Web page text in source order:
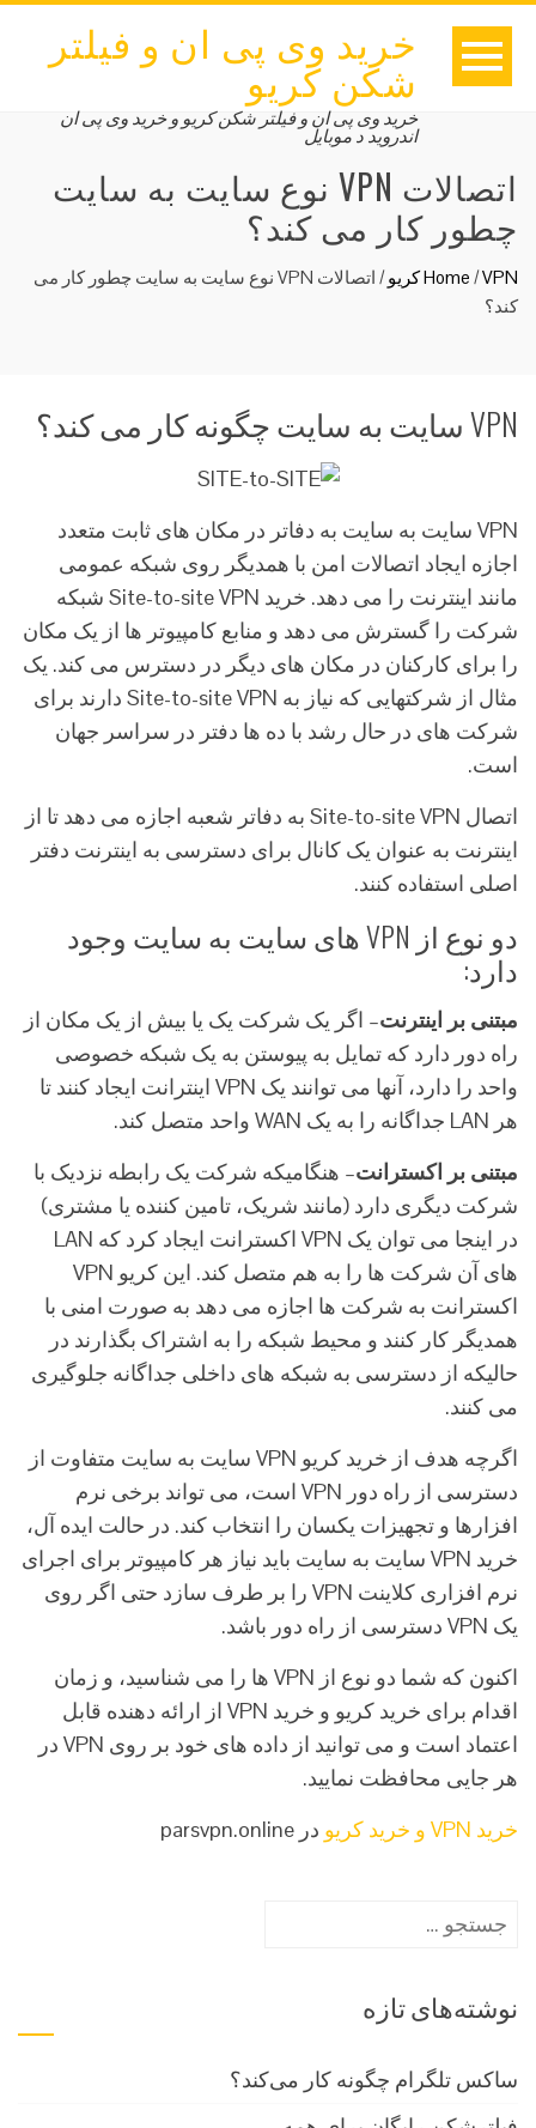
خرید وی پی ان و فیلتر
شکن کریو
خرید وی پی ان و فیلتر شکن کریو و خرید وی پی ان
اندروید د موبایل
اتصالات VPN نوع سایت به سایت
چطور کار می کند؟
Home /VPN کریو /
اتصالات VPN نوع سایت به سایت چطور کار می
کند؟
VPN سایت به سایت چگونه کار می کند؟
VPN سایت به سایت به دفاتر در مکان های ثابت متعدد
اجازه ایجاد اتصالات امن با همدیگر روی شبکه عمومی
مانند اینترنت را می دهد. خرید Site-to-site VPN شبکه
شرکت را گسترش می دهد و منابع کامپیوتر ها از یک مکان
را برای کارکنان در مکان های دیگر در دسترس می کند. یک
مثال از شرکتهایی که نیاز به Site-to-site VPN دارند برای
شرکت های در حال رشد با ده ها دفتر در سراسر جهان
است.
اتصال Site-to-site VPN به دفاتر شعبه اجازه می دهد تا از
اینترنت به عنوان یک کانال برای دسترسی به اینترنت دفتر
اصلی استفاده کنند.
دو نوع از VPN های سایت به سایت وجود
دارد:
مبتنی بر اینترنت– اگر یک شرکت یک یا بیش از یک مکان از
راه دور دارد که تمایل به پیوستن به یک شبکه خصوصی
واحد را دارد، آنها می توانند یک VPN اینترانت ایجاد کنند تا
هر LAN جداگانه را به یک WAN واحد متصل کند.
مبتنی بر اکسترانت– هنگامیکه شرکت یک رابطه نزدیک با
شرکت دیگری دارد (مانند شریک، تامین کننده یا مشتری)
در اینجا می توان یک VPN اکسترانت ایجاد کرد که LAN
های آن شرکت ها را به هم متصل کند. این کریو VPN
اکسترانت به شرکت ها اجازه می دهد به صورت امنی با
همدیگر کار کنند و محیط شبکه را به اشتراک بگذارند در
حالیکه از دسترسی به شبکه های داخلی جداگانه جلوگیری
می کنند.
اگرچه هدف از خرید کریو VPN سایت به سایت متفاوت از
دسترسی از راه دور VPN است، می تواند برخی نرم
افزارها و تجهیزات یکسان را انتخاب کند. در حالت ایده آل،
خرید VPN سایت به سایت باید نیاز هر کامپیوتر برای اجرای
نرم افزاری کلاینت VPN را بر طرف سازد حتی اگر روی
یک VPN دسترسی از راه دور باشد.
اکنون که شما دو نوع از VPN ها را می شناسید، و زمان
اقدام برای خرید کریو و خرید VPN از ارائه دهنده قابل
اعتماد است و می توانید از داده های خود بر روی VPN در
هر جایی محافظت نمایید.
خرید VPN و خرید کریو
در parsvpn.online
جستجو
نوشته‌های تازه
ساکس تلگرام چگونه کار می‌کند؟